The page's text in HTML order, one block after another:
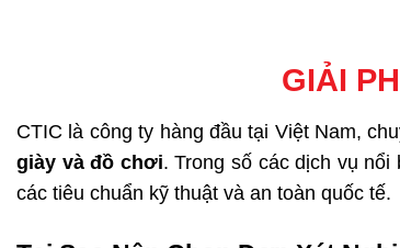
GIẢI
CTIC là công ty hàng đầu tại Việt Nam,
giày và đồ chơi. Trong số các dịch vụ nổi
các tiêu chuẩn kỹ thuật và an toàn quốc tế.